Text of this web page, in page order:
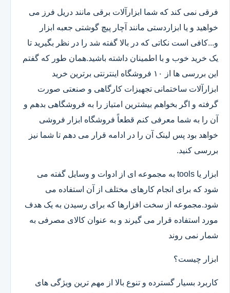
فرقی نمی کند که شما ابزارآلات برقی مانند دریل فرز می
خواهید و یا ابزاردستی مانند آچار پیچ گوشتی جعبه ابزار
و...کافی است نکاتی که در بالا گفته شد را در نظر بگیرید تا
یک خرید خوب و با اطمینان داشته باشید.همان طور که گفتم
این بررسی ها از ۱۰ فروشگاه اینترنتی برترین خرید
ابزارآلات ساختمانی تجهیزات کارگاهی و صنعتی صورت
گرفته و اگر بخواهم بیشترین امتیاز را به فروشگاهی بدهم و
آن را به شما معرفی کنم قطعاً فروشگاه ابزار فروشی
خواهد بود پس لینک آن را در ادامه قرار می دهم تا شما نیز
بررسی کنید.
ابزار یا tools به مجموعه ای از ادوات و وسایل گفته می
شود که برای انجام کارهای مختلف از آن استفاده می
شود.مجموعه از سخت افزارها که برای رسیدن به یک هدف
مورد استفاده قرار می گیرند و به عنوان کالای مصرفی به
شمار نمی روند
ابزار چیست؟
کاربرد بسیار گسترده و تنوع بالا از مهم ترین ویژگی های